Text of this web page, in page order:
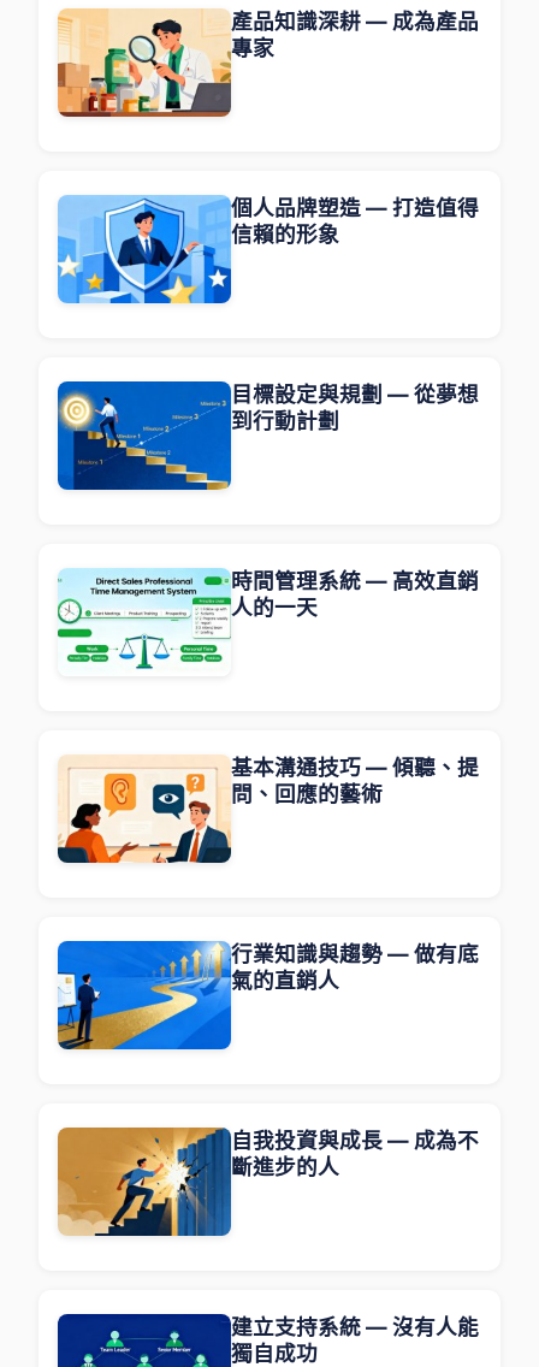
產品知識深耕 — 成為產品
專家
個人品牌塑造 — 打造值得
信賴的形象
目標設定與規劃 — 從夢想
到行動計劃
時間管理系統 — 高效直銷
人的一天
基本溝通技巧 — 傾聽、提
問、回應的藝術
行業知識與趨勢 — 做有底
氣的直銷人
自我投資與成長 — 成為不
斷進步的人
建立支持系統 — 沒有人能
獨自成功